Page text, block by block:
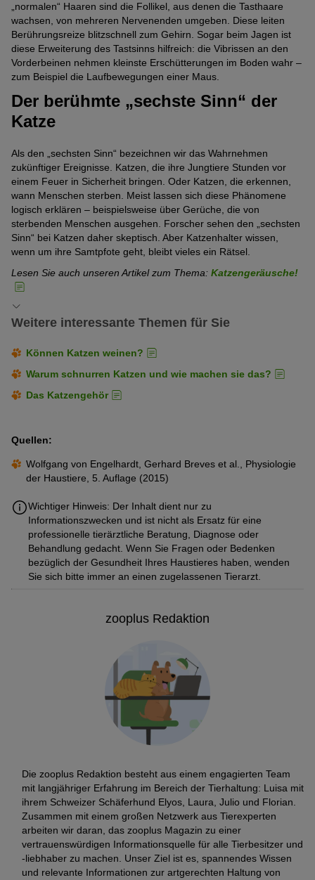
„normalen“ Haaren sind die Follikel, aus denen die Tasthaare
wachsen, von mehreren Nervenenden umgeben. Diese leiten
Berührungsreize blitzschnell zum Gehirn. Sogar beim Jagen ist
diese Erweiterung des Tastsinns hilfreich: die Vibrissen an den
Vorderbeinen nehmen kleinste Erschütterungen im Boden wahr –
zum Beispiel die Laufbewegungen einer Maus.
Der berühmte „sechste Sinn“ der
Katze
Als den „sechsten Sinn“ bezeichnen wir das Wahrnehmen
zukünftiger Ereignisse. Katzen, die ihre Jungtiere Stunden vor
einem Feuer in Sicherheit bringen. Oder Katzen, die erkennen,
wann Menschen sterben. Meist lassen sich diese Phänomene
logisch erklären – beispielsweise über Gerüche, die von
sterbenden Menschen ausgehen. Forscher sehen den „sechsten
Sinn“ bei Katzen daher skeptisch. Aber Katzenhalter wissen,
wenn um ihre Samtpfote geht, bleibt vieles ein Rätsel.
Lesen Sie auch unseren Artikel zum Thema: Katzengeräusche!
Weitere interessante Themen für Sie
Können Katzen weinen?
Warum schnurren Katzen und wie machen sie das?
Das Katzengehör
Quellen:
Wolfgang von Engelhardt, Gerhard Breves et al., Physiologie
der Haustiere, 5. Auflage (2015)
Wichtiger Hinweis: Der Inhalt dient nur zu
Informationszwecken und ist nicht als Ersatz für eine
professionelle tierärztliche Beratung, Diagnose oder
Behandlung gedacht. Wenn Sie Fragen oder Bedenken
bezüglich der Gesundheit Ihres Haustieres haben, wenden
Sie sich bitte immer an einen zugelassenen Tierarzt.
zooplus Redaktion
Die zooplus Redaktion besteht aus einem engagierten Team
mit langjähriger Erfahrung im Bereich der Tierhaltung: Luisa mit
ihrem Schweizer Schäferhund Elyos, Laura, Julio und Florian.
Zusammen mit einem großen Netzwerk aus Tierexperten
arbeiten wir daran, das zooplus Magazin zu einer
vertrauenswürdigen Informationsquelle für alle Tierbesitzer und
-liebhaber zu machen. Unser Ziel ist es, spannendes Wissen
und relevante Informationen zur artgerechten Haltung von